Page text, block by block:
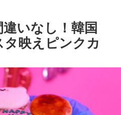
いなし！韓国
映えピンクカ